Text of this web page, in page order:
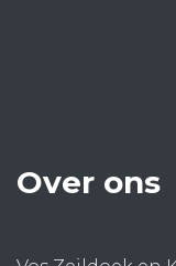
Over ons